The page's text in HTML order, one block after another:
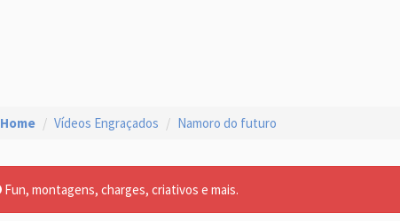
Home Vídeos Engraçados Namoro do futuro
Fun, montagens, charges, criativos e mais.